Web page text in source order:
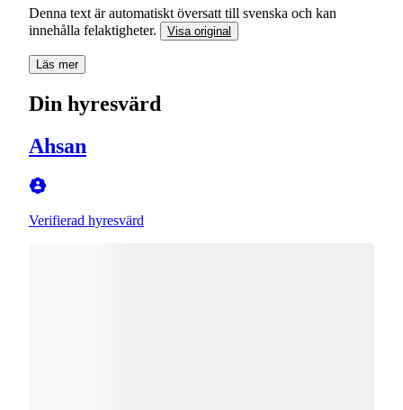
Denna text är automatiskt översatt till svenska och kan
innehålla felaktigheter.
Visa original
Läs mer
Din hyresvärd
Ahsan
Verifierad hyresvärd